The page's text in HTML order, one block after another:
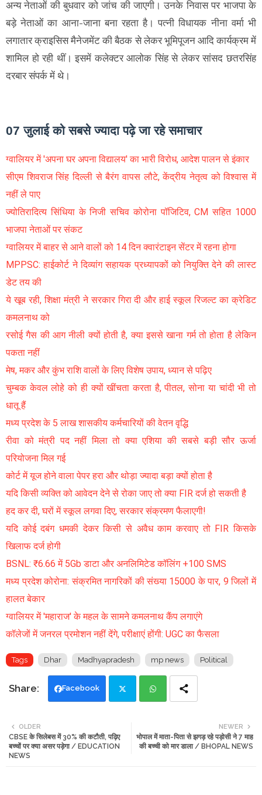
अन्य नेताओं की बुधवार को जांच की जाएगी। उनके निवास पर भाजपा के
बड़े नेताओं का आना-जाना बना रहता है। पत्नी विधायक नीना वर्मा भी
लगातार क्राइसिस मैनेजमेंट की बैठक से लेकर भूमिपूजन आदि कार्यक्रम में
शामिल हो रही थीं। इसमें कलेक्टर आलोक सिंह से लेकर सांसद छतरसिंह
दरबार संपर्क में थे।
07 जुलाई को सबसे ज्यादा पढ़े जा रहे समाचार
ग्वालियर में 'अपना घर अपना विद्यालय' का भारी विरोध, आदेश पालन से इंकार
सीएम शिवराज सिंह दिल्ली से बैरंग वापस लौटे, केंद्रीय नेतृत्व को विश्वास में
नहीं ले पाए
ज्योतिरादित्य सिंधिया के निजी सचिव कोरोना पॉजिटिव, CM सहित 1000
भाजपा नेताओं पर संकट
ग्वालियर में बाहर से आने वालों को 14 दिन क्वारंटाइन सेंटर में रहना होगा
MPPSC: हाईकोर्ट ने दिव्यांग सहायक प्रध्यापकों को नियुक्ति देने की लास्ट
डेट तय की
ये खूब रही, शिक्षा मंत्री ने सरकार गिरा दी और हाई स्कूल रिजल्ट का क्रेडिट
कमलनाथ को
रसोई गैस की आग नीली क्यों होती है, क्या इससे खाना गर्म तो होता है लेकिन
पकता नहीं
मेष, मकर और कुंभ राशि वालों के लिए विशेष उपाय, ध्यान से पढ़िए
चुम्बक केवल लोहे को ही क्यों खींचता करता है, पीतल, सोना या चांदी भी तो
धातू हैं
मध्य प्रदेश के 5 लाख शासकीय कर्मचारियों की वेतन वृद्धि
रीवा को मंत्री पद नहीं मिला तो क्या एशिया की सबसे बड़ी सौर ऊर्जा
परियोजना मिल गई
कोर्ट में यूज होने वाला पेपर हरा और थोड़ा ज्यादा बड़ा क्यों होता है
यदि किसी व्यक्ति को आवेदन देने से रोका जाए तो क्या FIR दर्ज हो सकती है
हद कर दी, घरों में स्कूल लगवा दिए, सरकार संक्रमण फैलाएगी!
यदि कोई दबंग धमकी देकर किसी से अवैध काम करवाए तो FIR किसके
खिलाफ दर्ज होगी
BSNL: ₹6.66 में 5Gb डाटा और अनलिमिटेड कॉलिंग +100 SMS
मध्य प्रदेश कोरोना: संक्रमित नागरिकों की संख्या 15000 के पार, 9 जिलों में
हालत बेकार
ग्वालियर में 'महाराज' के महल के सामने कमलनाथ कैंप लगाएंगे
कॉलेजों में जनरल प्रमोशन नहीं देंगे, परीक्षाएं होंगी: UGC का फैसला
Tags Dhar Madhyapradesh mp news Political
Facebook
tte ats
NEWER
भोपाल में माता-पिता से झगड़ रहे पड़ोसी ने 7 माह
की बच्ची को मार डाला / BHOPAL NEWS
OLDER
CBSE के सिलेबस में 30% की कटौती, पढ़िए
बच्चों पर क्या असर पड़ेगा / EDUCATION
NEWS